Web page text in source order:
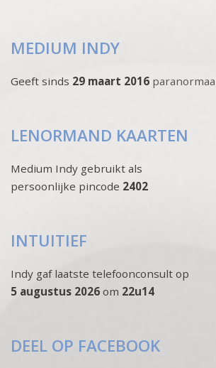
MEDIUM INDY
Geeft sinds 29 maart 2016
LENORMAND KAARTEN
Medium Indy gebruikt als
persoonlijke pincode 2402
INTUITIEF
Indy gaf laatste telefoonconsult op
5 augustus 2026 om 22u14
DEEL OP FACEBOOK